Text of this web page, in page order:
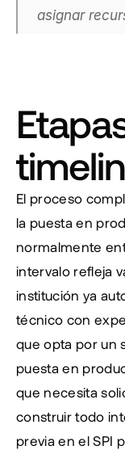
asignar
El proceso
la puesta en
normalmente
intervalo refleja
institución ya
técnico con
que opta por un
puesta en
que necesita
construir todo
previa en el SPI